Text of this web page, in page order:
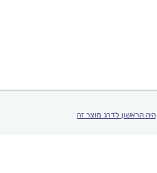
היה הראשון לדרג מוצר זה